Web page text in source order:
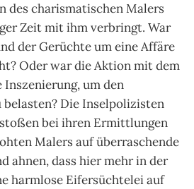
des charismatischen Malers
Zeit mit ihm verbringt. War
der Gerüchte um eine Affäre
Oder war die Aktion mit dem
Inszenierung, um den
belasten? Die Inselpolizisten
stoßen bei ihren Ermittlungen
Malers auf überraschende
ahnen, dass hier mehr in der
harmlose Eifersüchtelei auf